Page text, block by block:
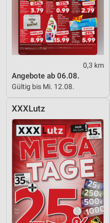
0,3 km
Angebote ab 06.08.
Gültig bis Mi. 12.08.
XXXLutz